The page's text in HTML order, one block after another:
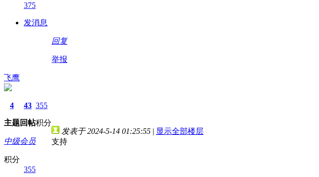
375
发消息
回复
举报
飞鹰
4
主题
43
回帖
355
积分
中级会员
积分
355
发表于 2024-5-14 01:25:55 | 显示全部楼层
支持